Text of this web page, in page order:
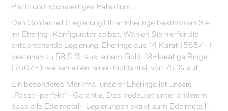
Platin und hochwertiges Palladium.
Den Goldanteil (Legierung) Ihrer Eheringe bestimmen Sie
im Ehering-Konfigurator selbst. Wählen Sie hierfür die
entsprechende Legierung. Eheringe aus 14 Karat (585/-)
bestehen zu 58,5 % aus reinem Gold. 18-karätige Ringe
(750/-) weisen einen reinen Goldanteil von 75 % auf.
Ein besonderes Merkmal unserer Eheringe ist unsere
„Passt-perfekt“-Garantie. Das bedeutet unter anderem,
dass alle Edelmetall-Legierungen exakt zum Edelmetall-